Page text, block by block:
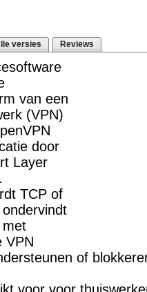
versies Reviews
van een
(VPN)
door
Layer
TCP of
met
VPN
of